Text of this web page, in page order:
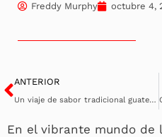
Freddy Murphy octubre 4,
Ant
ANTERIOR
Un viaje de sabor tradicional guatemalteco en la Finca La Azotea
En el vibrante mundo de